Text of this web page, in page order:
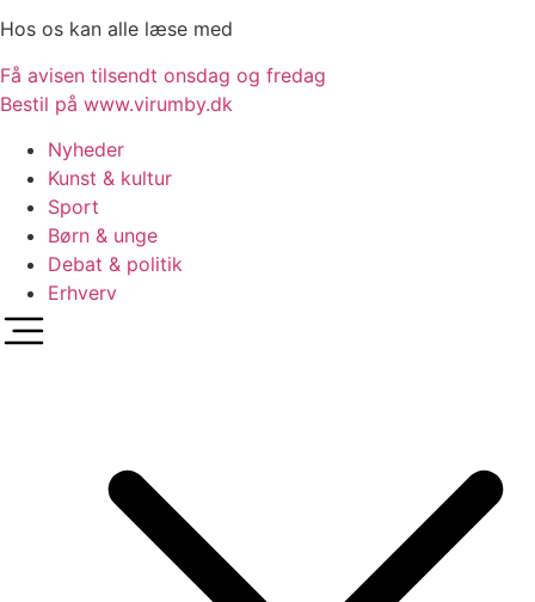
Hos os kan alle læse med
Få avisen tilsendt onsdag og fredag
Bestil på www.virumby.dk
Nyheder
Kunst & kultur
Sport
Børn & unge
Debat & politik
Erhverv